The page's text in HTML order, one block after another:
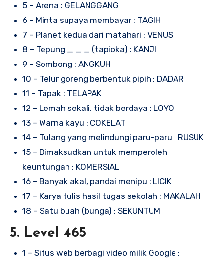
5 – Arena : GELANGGANG
6 – Minta supaya membayar : TAGIH
7 – Planet kedua dari matahari : VENUS
8 – Tepung _ _ _ (tapioka) : KANJI
9 – Sombong : ANGKUH
10 – Telur goreng berbentuk pipih : DADAR
11 – Tapak : TELAPAK
12 – Lemah sekali, tidak berdaya : LOYO
13 – Warna kayu : COKELAT
14 – Tulang yang melindungi paru-paru : RUSUK
15 – Dimaksudkan untuk memperoleh
keuntungan : KOMERSIAL
16 – Banyak akal, pandai menipu : LICIK
17 – Karya tulis hasil tugas sekolah : MAKALAH
18 – Satu buah (bunga) : SEKUNTUM
5. Level 465
1 – Situs web berbagi video milik Google :